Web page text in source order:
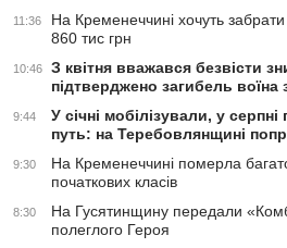
11:36
На Кременеччині хочуть
860 тис грн
10:46
З квітня вважався безвісти
підтверджено загибель воїна
9:44
У січні мобілізували, у
путь: на Теребовлянщині
9:30
На Кременеччині померла
початкових класів
8:30
На Гусятинщину передали
полеглого Героя